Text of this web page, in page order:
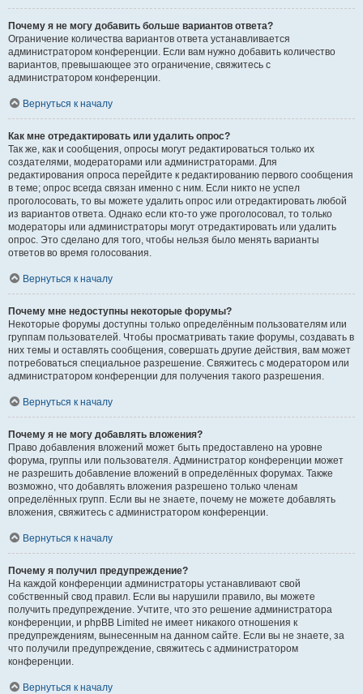
Почему я не могу добавить больше вариантов ответа?
Ограничение количества вариантов ответа устанавливается
администратором конференции. Если вам нужно добавить количество
вариантов, превышающее это ограничение, свяжитесь с
администратором конференции.
Вернуться к началу
Как мне отредактировать или удалить опрос?
Так же, как и сообщения, опросы могут редактироваться только их
создателями, модераторами или администраторами. Для
редактирования опроса перейдите к редактированию первого сообщения
в теме; опрос всегда связан именно с ним. Если никто не успел
проголосовать, то вы можете удалить опрос или отредактировать любой
из вариантов ответа. Однако если кто-то уже проголосовал, то только
модераторы или администраторы могут отредактировать или удалить
опрос. Это сделано для того, чтобы нельзя было менять варианты
ответов во время голосования.
Вернуться к началу
Почему мне недоступны некоторые форумы?
Некоторые форумы доступны только определённым пользователям или
группам пользователей. Чтобы просматривать такие форумы, создавать в
них темы и оставлять сообщения, совершать другие действия, вам может
потребоваться специальное разрешение. Свяжитесь с модератором или
администратором конференции для получения такого разрешения.
Вернуться к началу
Почему я не могу добавлять вложения?
Право добавления вложений может быть предоставлено на уровне
форума, группы или пользователя. Администратор конференции может
не разрешить добавление вложений в определённых форумах. Также
возможно, что добавлять вложения разрешено только членам
определённых групп. Если вы не знаете, почему не можете добавлять
вложения, свяжитесь с администратором конференции.
Вернуться к началу
Почему я получил предупреждение?
На каждой конференции администраторы устанавливают свой
собственный свод правил. Если вы нарушили правило, вы можете
получить предупреждение. Учтите, что это решение администратора
конференции, и phpBB Limited не имеет никакого отношения к
предупреждениям, вынесенным на данном сайте. Если вы не знаете, за
что получили предупреждение, свяжитесь с администратором
конференции.
Вернуться к началу